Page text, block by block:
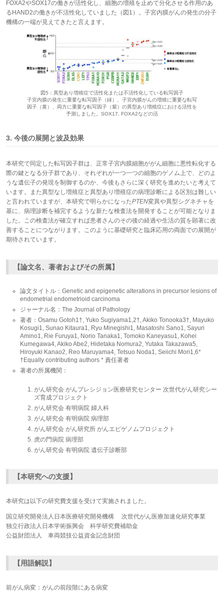
FOXA2やSOX17の働きが活性化し、細胞の増殖を止めて分化させる作用のあ
るHAND2の働きが不活性化していました（図1）。子宮内膜がんの発生の分子
機構の一端が見えてきたと言えます。
図5：異型あり増殖症で活性化または不活性化している転写因子
子宮内膜の発生に重要な転写因子（緑）、子宮内膜がんの増殖に重要な転写
因子（黄）、両方に重要な転写因子（紫）の異型あり増殖症における活性を
予測しました。SOX17, FOXA2などの活
3. 今後の展開と波及効果
本研究で同定した転写因子群は、正常子宮内膜細胞ががん細胞に悪性転化する
際の鍵となる分子群であり、それぞれが一つ一つの細胞のゲノム上で、どのよ
うな遺伝子の発現を制御するのか、今後もさらに深く研究を進めたいと考えて
います。また異型なし増殖症と異型あり増殖症の病理診断による区別は難しい
と言われていますが、本研究で明らかになったPTEN変異や異型シグネチャを
基に、病理診断を補完するような新たな検査法を開発することが可能となりま
した。この検査法が確立すれば患者さんのその後の経過や生活の質を顕著に改
善することにつながります。このように基礎研究と臨床応用の両面での展開が
期待されています。
【論文名、著者およびその所属】
論文タイトル：Genetic and epigenetic alterations in precursor lesions of
endometrial endometrioid carcinoma
ジャーナル名：The Journal of Pathology
著者：Osamu Gotoh1†, Yuko Sugiyama1,2†, Akiko Tonooka3†, Mayuko
Kosugi1, Sunao Kitaura1, Ryu Minegishi1, Masatoshi Sano1, Sayuri
Amino1, Rie Furuya1, Norio Tanaka1, Tomoko Kaneyasu1, Kohei
Kumegawa4, Akiko Abe2, Hidetaka Nomura2, Yutaka Takazawa5,
Hiroyuki Kanao2, Reo Maruyama4, Tetsuo Noda1, Seiichi Mori1,6*
†Equally contributing authors * 責任著者
著者の所属機関：
がん研究会 がんプレシジョン医療研究センター 次世代がん研究シー
ズ育成プロジェクト
がん研究会 有明病院 婦人科
がん研究会 有明病院 病理部
がん研究会 がん研究所 がんエピゲノムプロジェクト
虎の門病院 病理部
がん研究会 有明病院 遺伝子診断部
【本研究への支援】
本研究は以下の研究費支援を受けて実施されました。
国立研究開発法人日本医療研究開発機構 次世代がん医療加速化研究事業
独立行政法人日本学術振興会 科学研究費補助金
公益財団法人 車両競技公益資金記念財団
【用語解説】
前がん病変：がんの前段階にある病変